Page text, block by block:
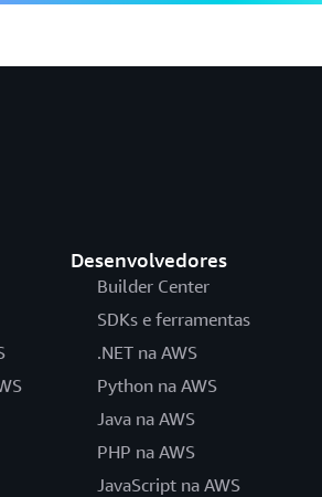
Desenvolvedores
Builder Center
SDKs e ferramentas
.NET na AWS
Python na AWS
Java na AWS
PHP na AWS
JavaScript na AWS